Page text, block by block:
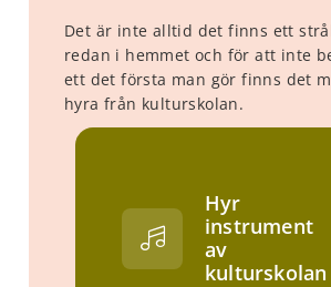
Det är inte alltid det finns ett
redan i hemmet och för att inte
ett det första man gör finns det
hyra från kulturskolan.
Hyr
instrument
av
kulturskolan